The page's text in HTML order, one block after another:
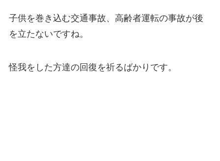
子供を巻き込む交通事故、高齢者運転の事故が後
を立たないですね。
怪我をした方達の回復を祈るばかりです。